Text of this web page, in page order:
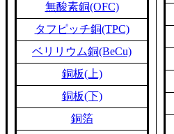
無酸素銅(OFC)
タフピッチ銅(TPC)
ベリリウム銅(BeCu)
銅板(上)
銅板(下)
銅箔